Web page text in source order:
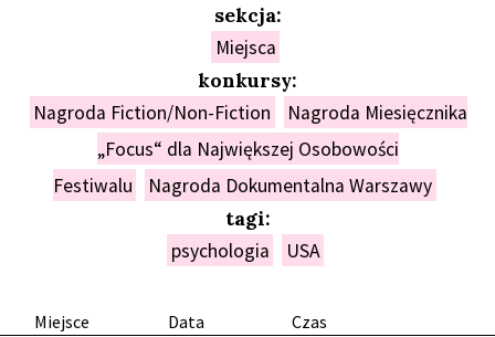
Miejsce Data
Czas
sekcja:
Miejsca
konkursy:
Nagroda Fiction/Non-Fiction
Nagroda Miesięcznika
„Focus“ dla Największej Osobowości
Festiwalu
Nagroda Dokumentalna Warszawy
tagi:
psychologia USA